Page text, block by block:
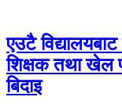
एउटै
शिक्षक तथा खेल
बिदाइ